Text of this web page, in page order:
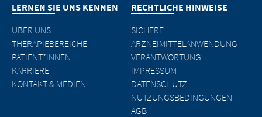
LERNEN SIE UNS KENNEN
ÜBER UNS
THERAPIEBEREICHE
PATIENT*INNEN
KARRIERE
KONTAKT & MEDIEN
RECHTLICHE HINWEISE
SICHERE
ARZNEIMITTELANWENDUNG
VERANTWORTUNG
IMPRESSUM
DATENSCHUTZ
NUTZUNGSBEDINGUNGEN
AGB